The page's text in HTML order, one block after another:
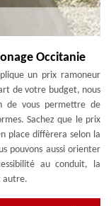
Occitanie
un prix ramoneur
de votre budget, nous
de vous permettre de
Sachez que le prix
place diffèrera selon la
pouvons aussi orienter
au conduit, la
autre.